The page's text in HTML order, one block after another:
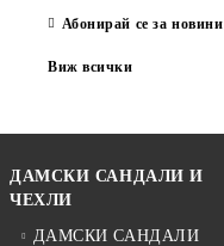
Абонирай се за новини
Виж всички
ДАМСКИ САНДАЛИ И
ЧЕХЛИ
ДАМСКИ САНДАЛИ